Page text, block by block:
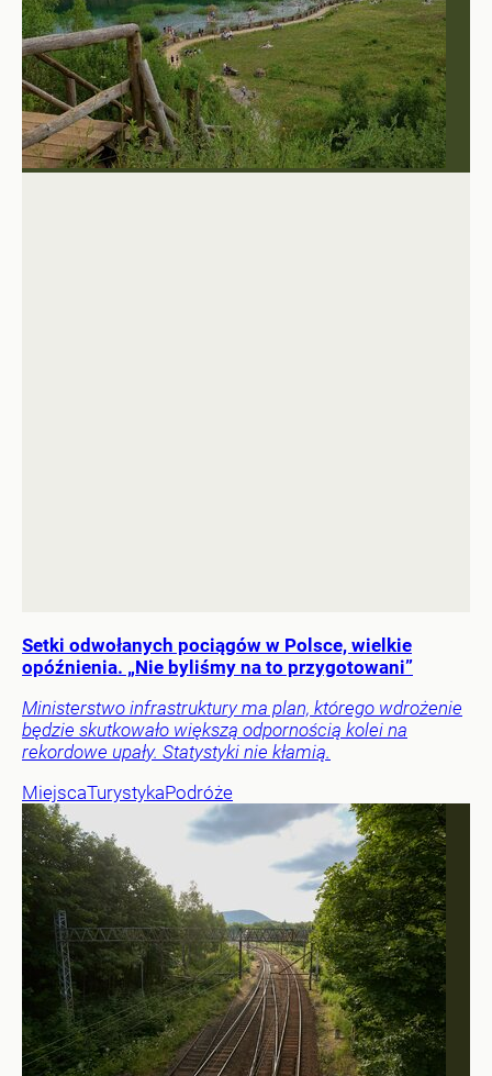
Setki odwołanych pociągów w Polsce, wielkie
opóźnienia. „Nie byliśmy na to przygotowani”
Ministerstwo infrastruktury ma plan, którego wdrożenie
będzie skutkowało większą odpornością kolei na
rekordowe upały. Statystyki nie kłamią.
MiejscaTurystykaPodróże